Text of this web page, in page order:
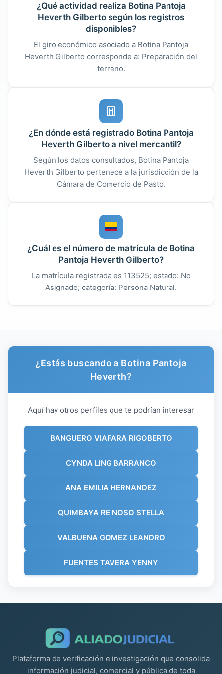
¿Qué actividad realiza Botina Pantoja
Heverth Gilberto según los registros
disponibles?
El giro económico asociado a Botina Pantoja
Heverth Gilberto corresponde a: Preparación del
terreno.
¿En dónde está registrado Botina Pantoja
Heverth Gilberto a nivel mercantil?
Según los datos consultados, Botina Pantoja
Heverth Gilberto pertenece a la jurisdicción de la
Cámara de Comercio de Pasto.
¿Cuál es el número de matrícula de Botina
Pantoja Heverth Gilberto?
La matrícula registrada es 113525; estado: No
Asignado; categoría: Persona Natural.
¿Estás buscando a Botina Pantoja
Heverth?
Aquí hay otros perfiles que te podrían interesar
BANGUERO VIAFARA RIGOBERTO
CYNDA LING BARRANCO
ANA EMILIA HERNANDEZ
QUIMBAYA REINOSO STELLA
VALBUENA GOMEZ LEANDRO
FUENTES TAVERA YENNY
Plataforma de verificación e investigación que consolida
información judicial, comercial y pública de toda